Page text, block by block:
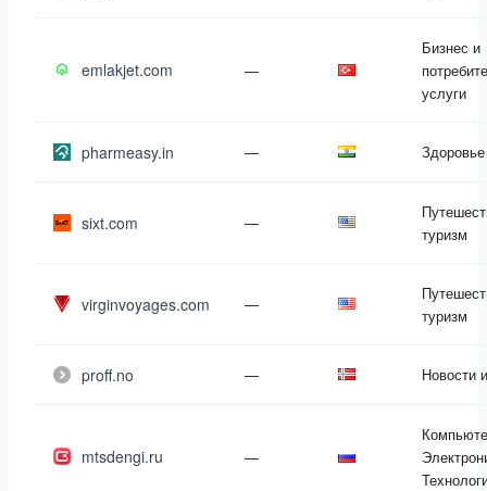
emlakjet.com —
Бизнес и
услуги
pharmeasy.in — Здоровье
sixt.com —
туризм
virginvoyages.com —
туризм
proff.no — Новости
mtsdengi.ru —